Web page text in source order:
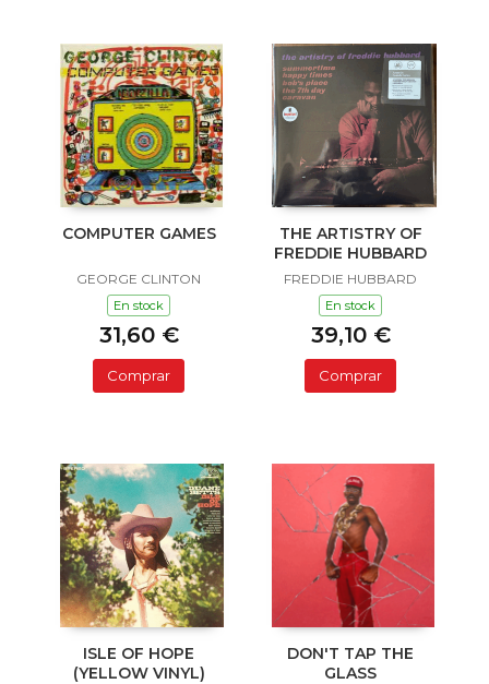
COMPUTER GAMES
GEORGE CLINTON
En stock
31,60 €
Comprar
THE ARTISTRY OF
FREDDIE HUBBARD
FREDDIE HUBBARD
En stock
39,10 €
Comprar
ISLE OF HOPE
(YELLOW VINYL)
DON'T TAP THE
GLASS